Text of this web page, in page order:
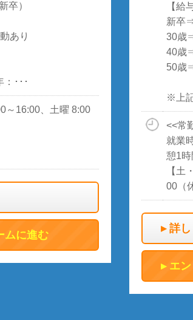
卒）
あり
･･･
～16:00、土曜 8:00
ムに進む
【給
新卒
30歳
40歳
50歳
※上
<<常
就業
憩1時
【土
00（
詳
エ